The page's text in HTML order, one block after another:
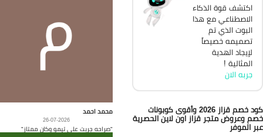
اكتشف قوة الذكاء
الاصطناعي مع هذا
البوت الذي تم
تصميمه خصيصاً
لإيجاد الهدية
المثالية !
جربه الان
كود خصم قزاز 2026 وأقوى كوبونات
وعروض متجر قزاز اون لاين الحصرية
الموفر
محمد احمد
26-07-2026
"صراحه جربت على تيمو وكان ممتاز"